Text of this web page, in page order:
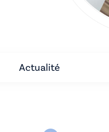
Actualité